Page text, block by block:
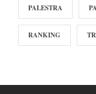
PALESTRA
RANKING